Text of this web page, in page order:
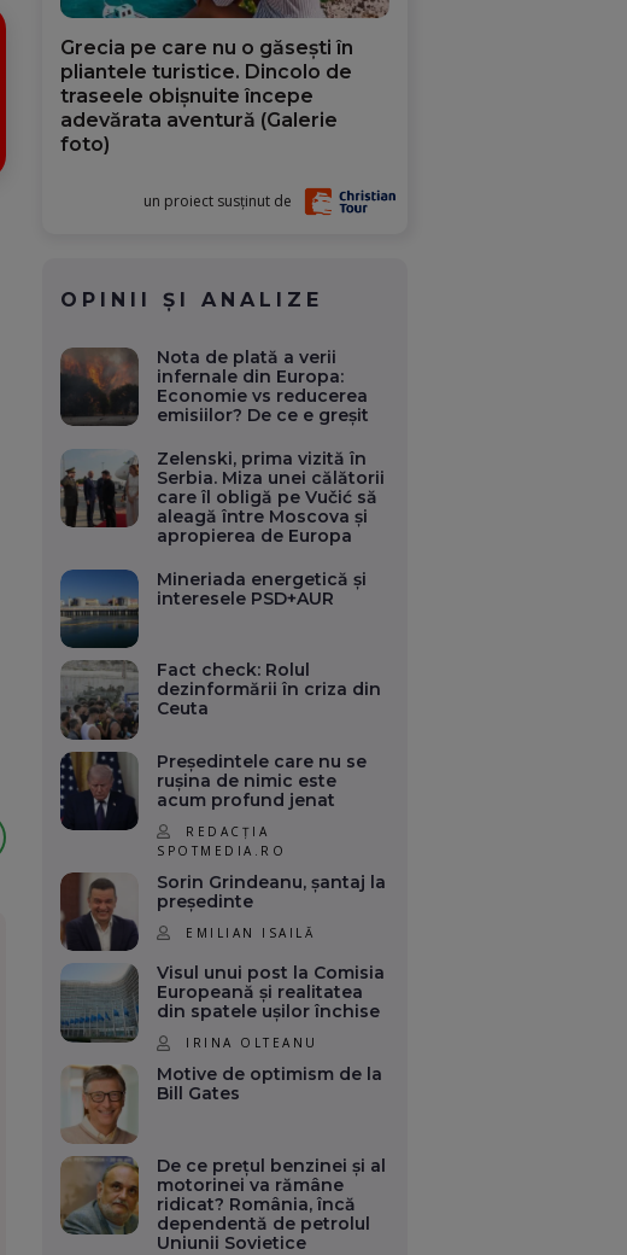
Grecia pe care nu o găsești în
pliantele turistice. Dincolo de
traseele obișnuite începe
adevărata aventură (Galerie
foto)
un proiect susținut de
OPINII ȘI ANALIZE
Nota de plată a verii
infernale din Europa:
Economie vs reducerea
emisiilor? De ce e greșit
Zelenski, prima vizită în
Serbia. Miza unei călătorii
care îl obligă pe Vučić să
aleagă între Moscova și
apropierea de Europa
Mineriada energetică și
interesele PSD+AUR
Fact check: Rolul
dezinformării în criza din
Ceuta
Președintele care nu se
rușina de nimic este
acum profund jenat
REDACȚIA
SPOTMEDIA.RO
Sorin Grindeanu, șantaj la
președinte
EMILIAN ISAILĂ
Visul unui post la Comisia
Europeană și realitatea
din spatele ușilor închise
IRINA OLTEANU
Motive de optimism de la
Bill Gates
De ce prețul benzinei și al
motorinei va rămâne
ridicat? România, încă
dependentă de petrolul
Uniunii Sovietice